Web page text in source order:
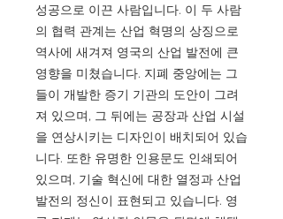
성공으로 이끈 사람입니다. 이 두 사람
의 협력 관계는 산업 혁명의 상징으로
역사에 새겨져 영국의 산업 발전에 큰
영향을 미쳤습니다. 지폐 중앙에는 그
들이 개발한 증기 기관의 도안이 그려
져 있으며, 그 뒤에는 공장과 산업 시설
을 연상시키는 디자인이 배치되어 있습
니다. 또한 유명한 인용문도 인쇄되어
있으며, 기술 혁신에 대한 열정과 산업
발전의 정신이 표현되고 있습니다. 영